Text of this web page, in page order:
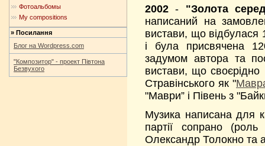
Фотоальбомы
My compositions
» Посилання
Блог на Wordpress.com
"Композитор" - проект Півтона
Безвухого
2002 - "Золота
написаний на
вистави, що відбулася
і була присвячена
задумом автора та
вистави, що
Стравінського як "
"Маври” і Півень з
Музика написана для
партії сопрано
Олександр Толокно та